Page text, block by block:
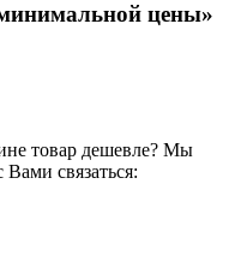
цены»
товар дешевле? Мы
связаться: